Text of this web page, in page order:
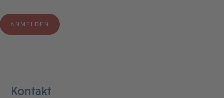
Kontakt